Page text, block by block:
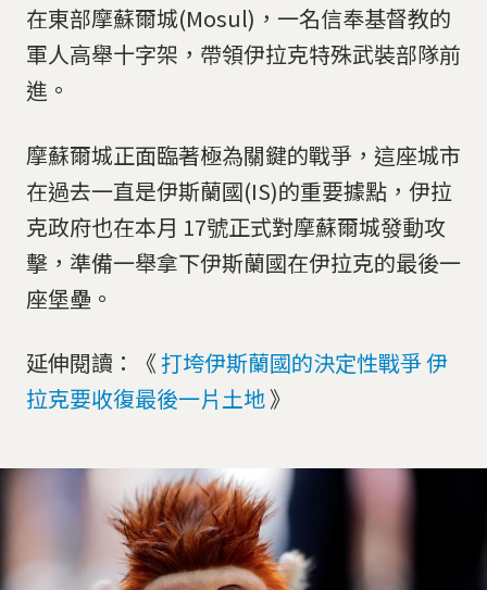
在東部摩蘇爾城(Mosul)，一名信奉基督教的
軍人高舉十字架，帶領伊拉克特殊武裝部隊前
進。
摩蘇爾城正面臨著極為關鍵的戰爭，這座城市
在過去一直是伊斯蘭國(IS)的重要據點，伊拉
克政府也在本月 17號正式對摩蘇爾城發動攻
擊，準備一舉拿下伊斯蘭國在伊拉克的最後一
座堡壘。
延伸閱讀：《 打垮伊斯蘭國的決定性戰爭 伊
拉克要收復最後一片土地》